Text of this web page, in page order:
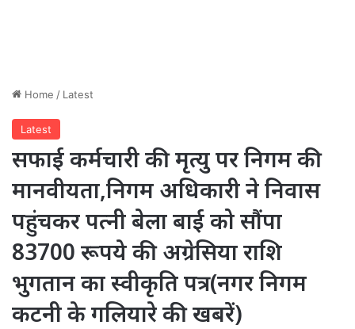
Home / Latest
Latest
सफाई कर्मचारी की मृत्यु पर निगम की
मानवीयता,निगम अधिकारी ने निवास
पहुंचकर पत्नी बेला बाई को सौंपा
83700 रूपये की अग्रेसिया राशि
भुगतान का स्वीकृति पत्र(नगर निगम
कटनी के गलियारे की खबरें)